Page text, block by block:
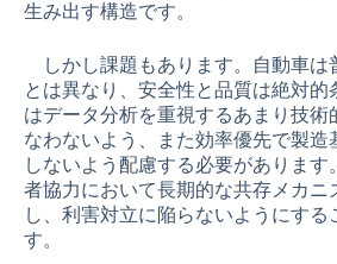
生み出す構造です。
しかし課題もあります。自動車は
とは異なり、安全性と品質は絶対的
はデータ分析を重視するあまり技術
なわないよう、また効率優先で製造
しないよう配慮する必要があります
者協力において長期的な共存メカニ
し、利害対立に陥らないようにする
す。